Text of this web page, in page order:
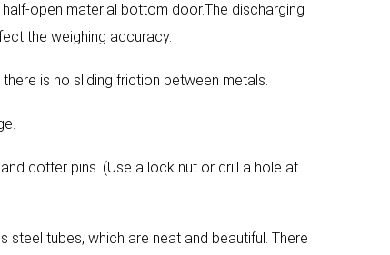
open material bottom door.The discharging
the weighing accuracy.
is no sliding friction between metals.
cotter pins. (Use a lock nut or drill a hole at
tubes, which are neat and beautiful. There